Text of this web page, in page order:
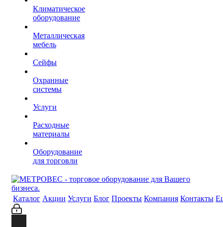
Климатическое
оборудование
Металлическая
мебель
Сейфы
Охранные
системы
Услуги
Расходные
материалы
Оборудование
для торговли
Каталог Акции Услуги Блог Проекты Компания Контакты